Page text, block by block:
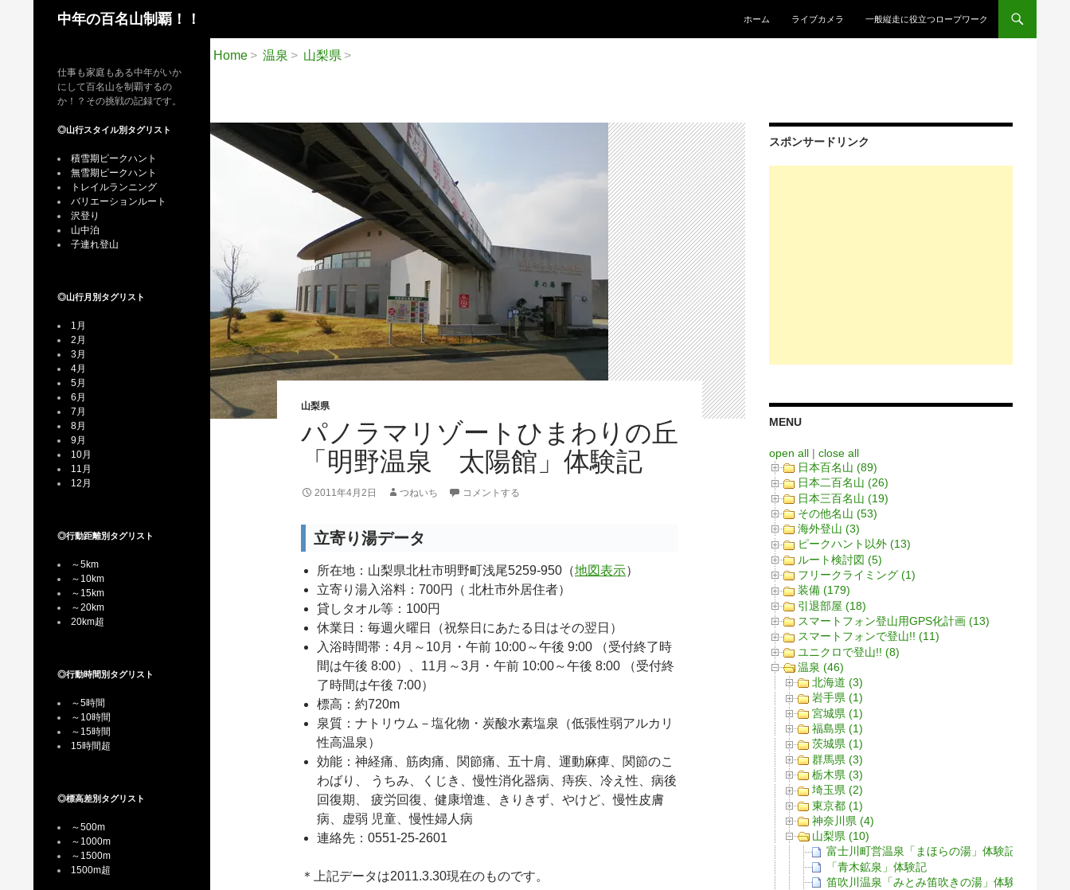
中年の百名山制覇！！
ホーム
ライブカメラ 一般縦走に役立つロープワーク
Home 温泉 山梨県
山梨県
パノラマリゾートひまわりの丘
「明野温泉 太陽館」体験記
2011年4月2日 つねいち コメントする
立寄り湯データ
所在地：山梨県北杜市明野町浅尾5259-950（地図表示）
立寄り湯入浴料：700円（ 北杜市外居住者）
貸しタオル等：100円
休業日：毎週火曜日（祝祭日にあたる日はその翌日）
入浴時間帯：4月～10月・午前 10:00～午後 9:00 （受付終了時
間は午後 8:00）、11月～3月・午前 10:00～午後 8:00 （受付終
了時間は午後 7:00）
標高：約720m
泉質：ナトリウム－塩化物・炭酸水素塩泉（低張性弱アルカリ
性高温泉）
効能：神経痛、筋肉痛、関節痛、五十肩、運動麻痺、関節のこ
わばり、 うちみ、くじき、慢性消化器病、痔疾、冷え性、病後
回復期、 疲労回復、健康増進、きりきず、やけど、慢性皮膚
病、虚弱 児童、慢性婦人病
連絡先：0551-25-2601
＊上記データは2011.3.30現在のものです。
スポンサードリンク
MENU
open all | close all
日本百名山 (89)
日本二百名山 (26)
日本三百名山 (19)
その他名山 (53)
海外登山 (3)
ピークハント以外 (13)
ルート検討図 (5)
フリークライミング (1)
装備 (179)
引退部屋 (18)
スマートフォン登山用GPS化計画 (13)
スマートフォンで登山!! (11)
ユニクロで登山!! (8)
温泉 (46)
北海道 (3)
岩手県 (1)
宮城県 (1)
福島県 (1)
茨城県 (1)
群馬県 (3)
栃木県 (3)
埼玉県 (2)
東京都 (1)
神奈川県 (4)
山梨県 (10)
富士川町営温泉「まほらの湯」体験記
「青木鉱泉」体験記
笛吹川温泉「みとみ笛吹きの湯」体験記
仕事も家庭もある中年がいか
にして百名山を制覇するの
か！？その挑戦の記録です。
◎山行スタイル別タグリスト
積雪期ピークハント
無雪期ピークハント
トレイルランニング
バリエーションルート
沢登り
山中泊
子連れ登山
◎山行月別タグリスト
1月
2月
3月
4月
5月
6月
7月
8月
9月
10月
11月
12月
◎行動距離別タグリスト
～5km
～10km
～15km
～20km
20km超
◎行動時間別タグリスト
～5時間
～10時間
～15時間
15時間超
◎標高差別タグリスト
～500m
～1000m
～1500m
1500m超